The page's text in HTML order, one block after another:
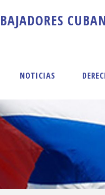
BAJADORES CUBA
NOTICIAS